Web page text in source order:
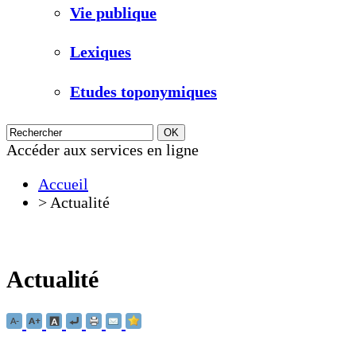
Vie publique
Lexiques
Etudes toponymiques
Accéder aux services en ligne
Accueil
> Actualité
Actualité